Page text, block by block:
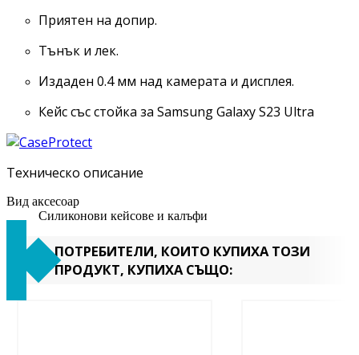
Приятен на допир.
Тънък и лек.
Издаден 0.4 мм над камерата и дисплея.
Кейс със стойка за Samsung Galaxy S23 Ultra
Техническо описание
Вид аксесоар
Силиконови кейсове и калъфи
ПОТРЕБИТЕЛИ, КОИТО КУПИХА ТОЗИ
ПРОДУКТ, КУПИХА СЪЩО: